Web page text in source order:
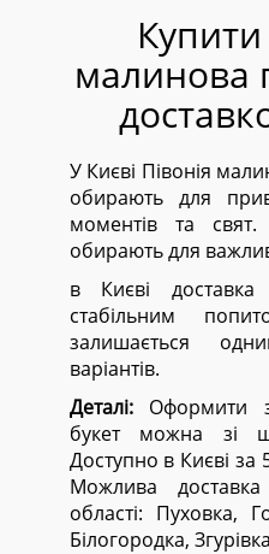
Купити
малинова
У Києві Півонія
обирають для
моментів та
обирають для
в Києві доставка
стабільним
залишається
варіантів.
Деталі:Оформити
букет можна зі
Доступно в Києві за
Можлива
області: Пуховка,
Білогородка,